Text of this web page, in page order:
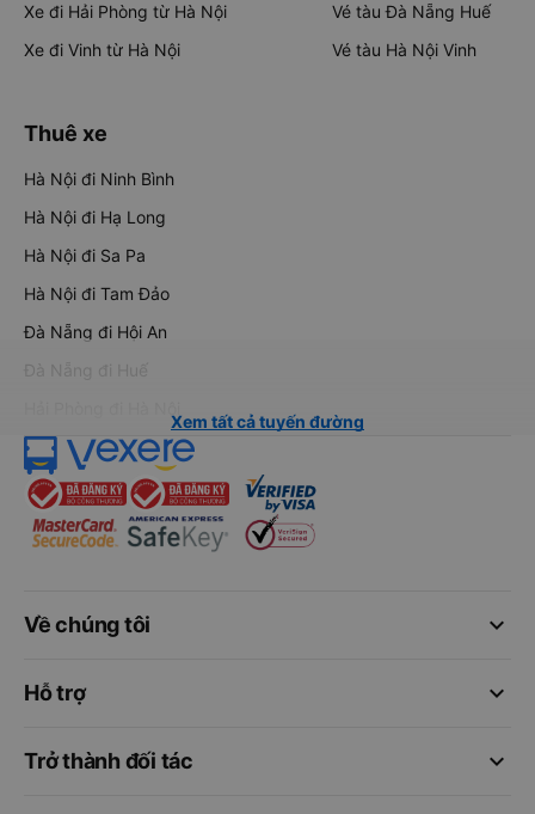
Xe đi Hải Phòng từ Hà Nội
Xe đi Vinh từ Hà Nội
Vé tàu Đà Nẵng Huế
Vé tàu Hà Nội Vinh
Thuê xe
Hà Nội đi Ninh Bình
Hà Nội đi Hạ Long
Hà Nội đi Sa Pa
Hà Nội đi Tam Đảo
Đà Nẵng đi Hội An
Đà Nẵng đi Huế
Xem tất cả tuyến đường
keyboard_arrow_down
Về chúng tôi
keyboard_arrow_down
Hỗ trợ
keyboard_arrow_down
Trở thành đối tác